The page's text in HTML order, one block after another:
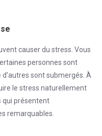
causer du stress . Vous
personnes sont
d’autres sont submergés. À
le stress naturellement
qui présentent
remarquables.